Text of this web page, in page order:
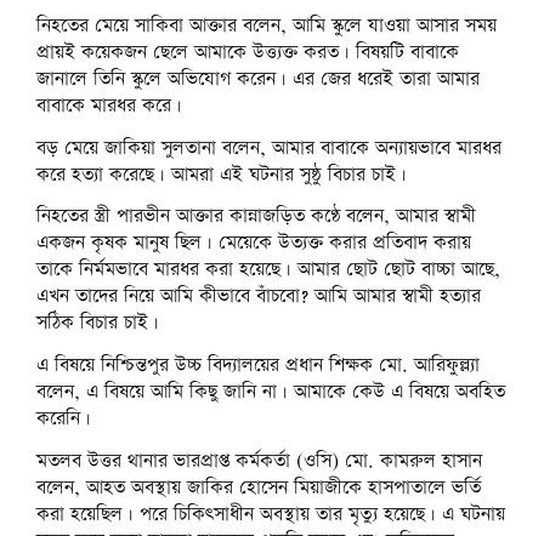
নিহতের মেয়ে সাকিবা আক্তার বলেন, আমি স্কুলে যাওয়া আসার সময়
প্রায়ই কয়েকজন ছেলে আমাকে উত্ত্যক্ত করত। বিষয়টি বাবাকে
জানালে তিনি স্কুলে অভিযোগ করেন। এর জের ধরেই তারা আমার
বাবাকে মারধর করে।
বড় মেয়ে জাকিয়া সুলতানা বলেন, আমার বাবাকে অন্যায়ভাবে মারধর
করে হত্যা করেছে। আমরা এই ঘটনার সুষ্ঠু বিচার চাই।
নিহতের স্ত্রী পারভীন আক্তার কান্নাজড়িত কণ্ঠে বলেন, আমার স্বামী
একজন কৃষক মানুষ ছিল। মেয়েকে উত্যক্ত করার প্রতিবাদ করায়
তাকে নির্মমভাবে মারধর করা হয়েছে। আমার ছোট ছোট বাচ্চা আছে,
এখন তাদের নিয়ে আমি কীভাবে বাঁচবো? আমি আমার স্বামী হত্যার
সঠিক বিচার চাই।
এ বিষয়ে নিশ্চিন্তপুর উচ্চ বিদ্যালয়ের প্রধান শিক্ষক মো. আরিফুল্ল্যা
বলেন, এ বিষয়ে আমি কিছু জানি না। আমাকে কেউ এ বিষয়ে অবহিত
করেনি।
মতলব উত্তর থানার ভারপ্রাপ্ত কর্মকর্তা (ওসি) মো. কামরুল হাসান
বলেন, আহত অবস্থায় জাকির হোসেন মিয়াজীকে হাসপাতালে ভর্তি
করা হয়েছিল। পরে চিকিৎসাধীন অবস্থায় তার মৃত্যু হয়েছে। এ ঘটনায়